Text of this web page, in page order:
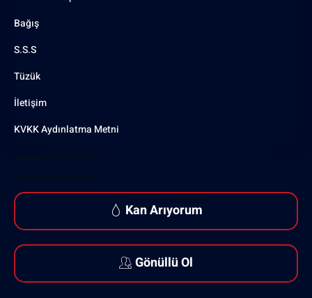
Bağış
S.S.S
Tüzük
İletişim
KVKK Aydınlatma Metni
Kan Arıyorum
Gönüllü Ol